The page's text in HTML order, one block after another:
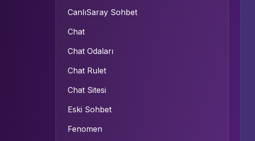
CanlıSaray Sohbet
Chat
Chat Odaları
Chat Rulet
Chat Sitesi
Eski Sohbet
Fenomen